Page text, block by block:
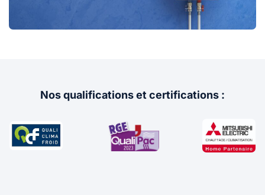
Nos qualifications et certifications :